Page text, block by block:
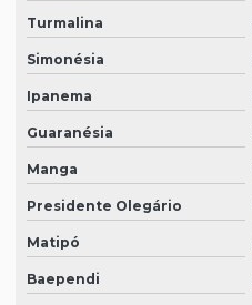
Turmalina
Simonésia
Ipanema
Guaranésia
Manga
Presidente Olegário
Matipó
Baependi